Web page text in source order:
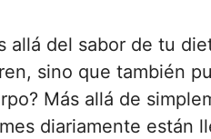
allá del sabor de tu
sino que también
Más allá de
diariamente están